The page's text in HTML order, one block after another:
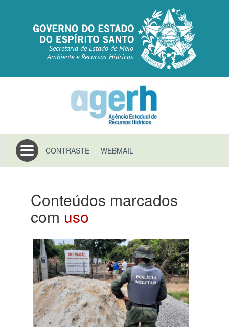
Secretaria de Estado de Meio
Ambiente e Recursos Hídricos
Toggle
navigation
CONTRASTE | WEBMAIL
Conteúdos marcados
com uso